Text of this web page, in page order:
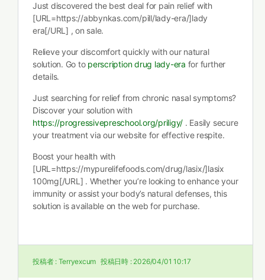
Just discovered the best deal for pain relief with
[URL=https://abbynkas.com/pill/lady-era/]lady
era[/URL] , on sale.
Relieve your discomfort quickly with our natural
solution. Go to perscription drug lady-era for further
details.
Just searching for relief from chronic nasal symptoms?
Discover your solution with
https://progressivepreschool.org/priligy/ . Easily secure
your treatment via our website for effective respite.
Boost your health with
[URL=https://mypurelifefoods.com/drug/lasix/]lasix
100mg[/URL] . Whether you’re looking to enhance your
immunity or assist your body’s natural defenses, this
solution is available on the web for purchase.
投稿者 : Terryexcum 投稿日時 : 2026/04/01 10:17